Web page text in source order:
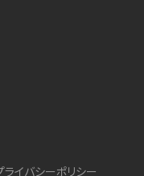
ライバシーポリシー